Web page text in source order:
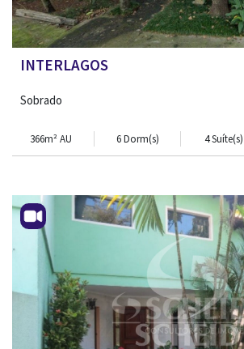
INTERLAGOS
Sobrado
366m² AU 6 Dorm(s) 4 Suíte(s)